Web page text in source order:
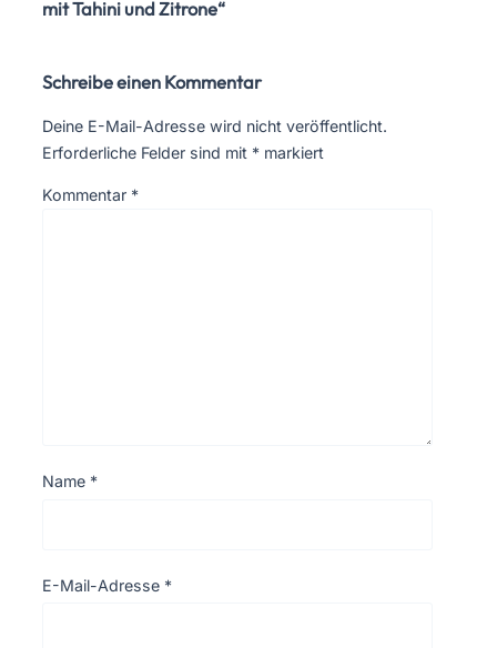
mit Tahini und Zitrone“
Schreibe einen Kommentar
Deine E-Mail-Adresse wird nicht veröffentlicht.
Erforderliche Felder sind mit * markiert
Kommentar *
Name *
E-Mail-Adresse *